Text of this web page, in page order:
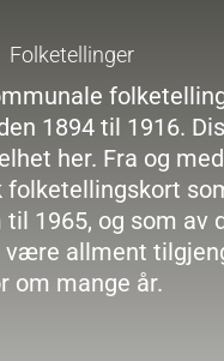
Folketellinger
1894 til 1916.
her. Fra og
folketellingskort
1965, og som av
være allment
om mange år.